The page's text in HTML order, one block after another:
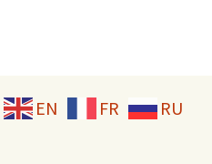
EN FR
RU